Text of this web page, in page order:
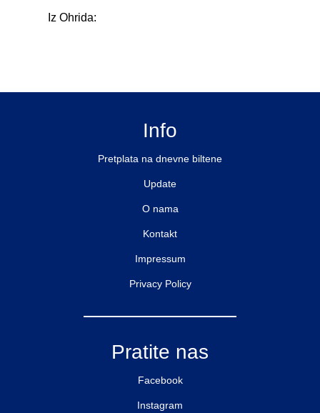
Iz Ohrida:
Info
Pretplata na dnevne biltene
Update
O nama
Kontakt
Impressum
Privacy Policy
Pratite nas
Facebook
Instagram